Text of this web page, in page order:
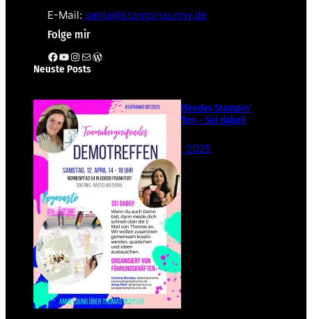
E-Mail: sanja@stampinsunny.de
Folge mir
Facebook YouTube Instagram E-Mail WordPress
Neuste Posts
Teamübergreifendes Stampin‘
Up! Demotreffen – Sei dabei!
26. Februar 2025